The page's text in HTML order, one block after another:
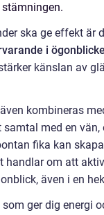
ska ge effekt är
i
känslan av
kombineras
samtal med en vän,
fika kan
handlar om att
även i en
ger dig energi